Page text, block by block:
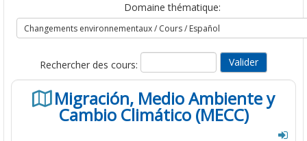
Domaine thématique:
Rechercher des cours:
Migración, Medio Ambiente y
Cambio Climático (MECC)